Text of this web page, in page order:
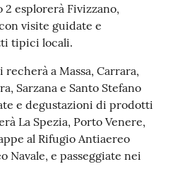
esplorerà Fivizzano,
visite guidate e
tipici locali.
a Massa, Carrara,
Sarzana e Santo Stefano
e degustazioni di prodotti
La Spezia, Porto Venere,
al Rifugio Antiaereo
Navale, e passeggiate nei